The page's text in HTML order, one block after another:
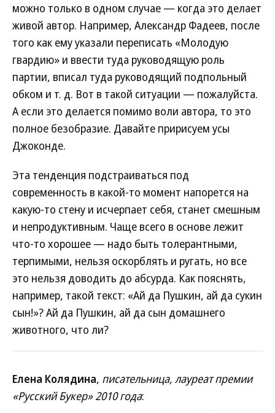
можно только в одном случае — когда это делает
живой автор. Например, Александр Фадеев, после
того как ему указали переписать «Молодую
гвардию» и ввести туда руководящую роль
партии, вписал туда руководящий подпольный
обком и т. д. Вот в такой ситуации — пожалуйста.
А если это делается помимо воли автора, то это
полное безобразие. Давайте пририсуем усы
Джоконде.
Эта тенденция подстраиваться под
современность в какой-то момент напорется на
какую-то стену и исчерпает себя, станет смешным
и непродуктивным. Чаще всего в основе лежит
что-то хорошее — надо быть толерантными,
терпимыми, нельзя оскорблять и ругать, но все
это нельзя доводить до абсурда. Как пояснять,
например, такой текст: «Ай да Пушкин, ай да сукин
сын!»? Ай да Пушкин, ай да сын домашнего
животного, что ли?
Елена Колядина, писательница, лауреат премии
«Русский Букер» 2010 года: